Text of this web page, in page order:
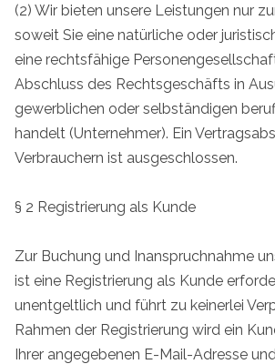
(2) Wir bieten unsere Leistungen nur
soweit Sie eine natürliche oder
eine rechtsfähige
Abschluss des Rechtsgeschäfts in
gewerblichen oder selbständigen
handelt (Unternehmer). Ein
Verbrauchern ist ausgeschlossen.
§ 2 Registrierung als Kunde
Zur Buchung und Inanspruchnahme
ist eine Registrierung als Kunde
unentgeltlich und führt zu keinerlei
Rahmen der Registrierung wird ein
Ihrer angegebenen E-Mail-Adresse